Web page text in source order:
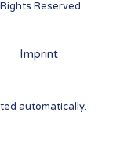
Reserved
Imprint
automatically.